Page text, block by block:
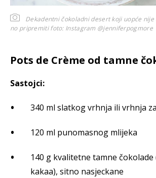
Dekadentni čokoladni desert koji uopće
no pripremitifoto: Instagram @jenniferpogmore
Pots de Crème od tamne
Sastojci:
340 ml slatkog vrhnja ili vrhnja
120 ml punomasnog mlijeka
140 g kvalitetne tamne čokolade
kakaa), sitno nasjeckane